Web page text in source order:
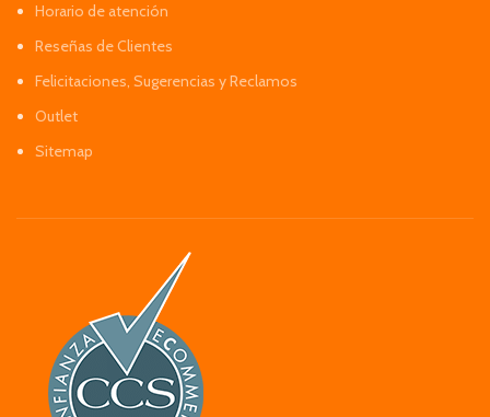
Horario de atención
Reseñas de Clientes
Felicitaciones, Sugerencias y Reclamos
Outlet
Sitemap